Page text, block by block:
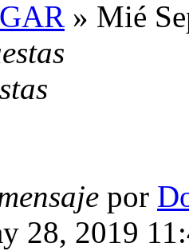
» Mié
por
28, 2019